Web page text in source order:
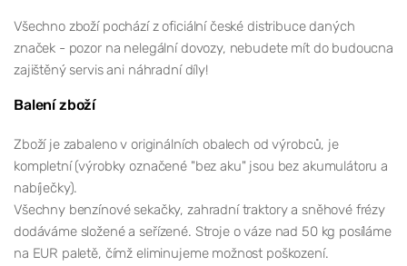
Všechno zboží pochází z oficiální české distribuce daných
značek - pozor na nelegální dovozy, nebudete mít do budoucna
zajištěný servis ani náhradní díly!
Balení zboží
Zboží je zabaleno v originálních obalech od výrobců, je
kompletní (výrobky označené "bez aku" jsou bez akumulátoru a
nabíječky).
Všechny benzínové sekačky, zahradní traktory a sněhové frézy
dodáváme složené a seřízené. Stroje o váze nad 50 kg posíláme
na EUR paletě, čímž eliminujeme možnost poškození.